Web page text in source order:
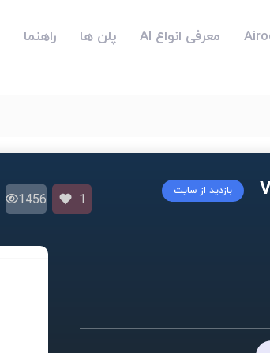
معرفی انواع AI پلن ها راهنما
بازدید از سایت
1
1456